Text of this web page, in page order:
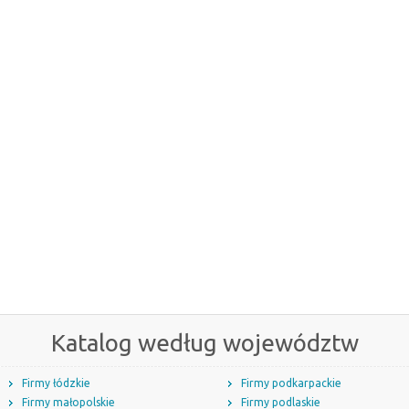
Katalog według województw
Firmy łódzkie
Firmy małopolskie
Firmy podkarpackie
Firmy podlaskie